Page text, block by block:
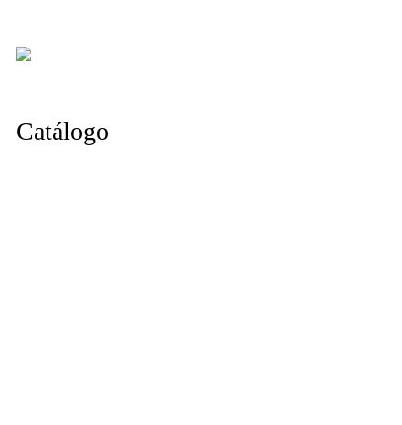
Catálogo